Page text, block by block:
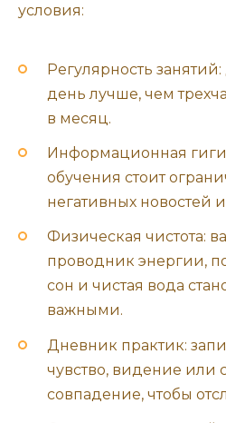
условия:
Регулярность
день лучше, чем
в месяц.
Информационная
обучения стоит
негативных новостей
Физическая чистота:
проводник энергии,
сон и чистая вода
важными.
Дневник практик:
чувство, видение или
совпадение, чтобы